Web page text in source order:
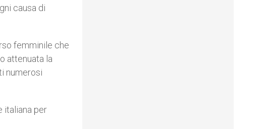
causa di
femminile che
attenuata la
numerosi
italiana per